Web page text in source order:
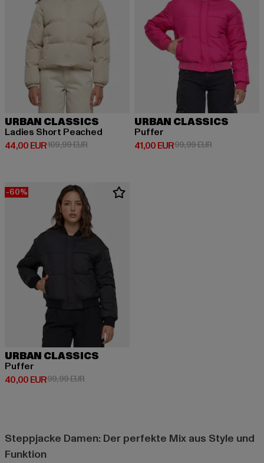
URBAN CLASSICS
Ladies Short Peached
44,00 EUR
Derzeitiger Preis: 44,00 EUR
109,99 EURAktionspreis: 109,99 EUR
URBAN CLASSICS
Puffer
41,00 EUR
Derzeitiger Preis: 41,00 EUR
99,99 EURAktionspreis:
-60%
URBAN CLASSICS
Puffer
40,00 EUR
Derzeitiger Preis: 40,00 EUR
99,99 EURAktionspreis: 99,99 EUR
Steppjacke Damen: Der perfekte Mix aus Style und
Funktion